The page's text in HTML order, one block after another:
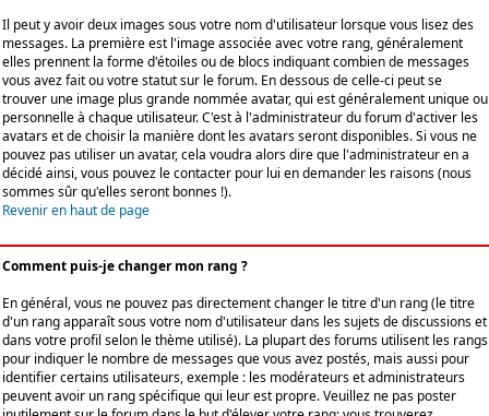
Il peut y avoir deux images sous votre nom d'utilisateur lorsque vous lisez des
messages. La première est l'image associée avec votre rang, généralement
elles prennent la forme d'étoiles ou de blocs indiquant combien de messages
vous avez fait ou votre statut sur le forum. En dessous de celle-ci peut se
trouver une image plus grande nommée avatar, qui est généralement unique ou
personnelle à chaque utilisateur. C'est à l'administrateur du forum d'activer les
avatars et de choisir la manière dont les avatars seront disponibles. Si vous ne
pouvez pas utiliser un avatar, cela voudra alors dire que l'administrateur en a
décidé ainsi, vous pouvez le contacter pour lui en demander les raisons (nous
sommes sûr qu'elles seront bonnes !).
Revenir en haut de page
Comment puis-je changer mon rang ?
En général, vous ne pouvez pas directement changer le titre d'un rang (le titre
d'un rang apparaît sous votre nom d'utilisateur dans les sujets de discussions et
dans votre profil selon le thème utilisé). La plupart des forums utilisent les rangs
pour indiquer le nombre de messages que vous avez postés, mais aussi pour
identifier certains utilisateurs, exemple : les modérateurs et administrateurs
peuvent avoir un rang spécifique qui leur est propre. Veuillez ne pas poster